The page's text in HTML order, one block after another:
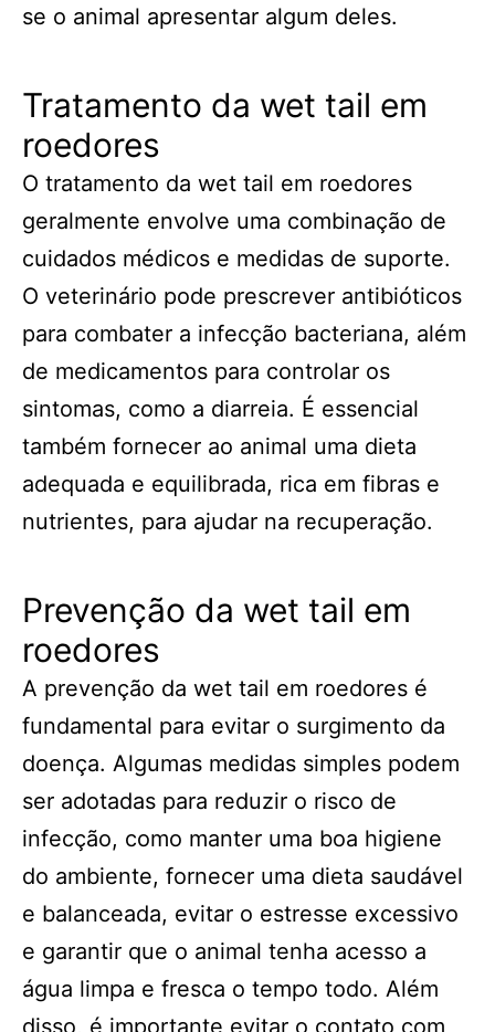
se o animal apresentar algum deles.
Tratamento da wet tail em
roedores
O tratamento da wet tail em roedores
geralmente envolve uma combinação de
cuidados médicos e medidas de suporte.
O veterinário pode prescrever antibióticos
para combater a infecção bacteriana, além
de medicamentos para controlar os
sintomas, como a diarreia. É essencial
também fornecer ao animal uma dieta
adequada e equilibrada, rica em fibras e
nutrientes, para ajudar na recuperação.
Prevenção da wet tail em
roedores
A prevenção da wet tail em roedores é
fundamental para evitar o surgimento da
doença. Algumas medidas simples podem
ser adotadas para reduzir o risco de
infecção, como manter uma boa higiene
do ambiente, fornecer uma dieta saudável
e balanceada, evitar o estresse excessivo
e garantir que o animal tenha acesso a
água limpa e fresca o tempo todo. Além
disso, é importante evitar o contato com